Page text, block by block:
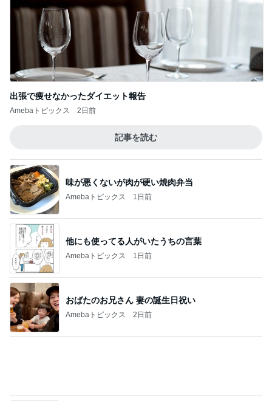
出張で痩せなかったダイエット報告
Amebaトピックス 2日前
記事を読む
味が悪くないが肉が硬い焼肉弁当
Amebaトピックス 1日前
他にも使ってる人がいたうちの言葉
Amebaトピックス 1日前
おばたのお兄さん 妻の誕生日祝い
Amebaトピックス 2日前